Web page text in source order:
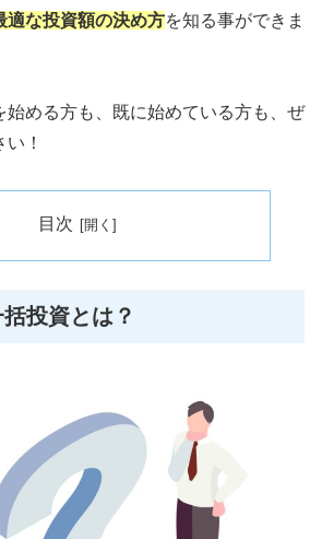
適な投資額の決め方を知る事ができま
始める方も、既に始めている方も、ぜ
！
目次
投資とは？